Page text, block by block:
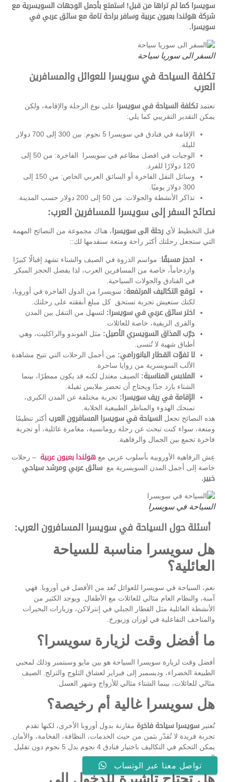
سويسرا كما لم تراها من قبل! استمتع بأجمل الوجهات السويسرية مع
شركة هولندا بعيون عربية وسافر براحة تامة مع سائق عربي في
سويسرا.
السفر الى سوريا سياحة
تكلفة السياحة في سويسرا للعوائل والمسافرين
العرب
تعتمدتكلفة السياحة في سويسرا
على نوع الرحلة والإقامة، ولكن
يمكن التقدير التقريبي كما يلي:
الإقامة في فنادق في سويسرا 5 نجوم: بين 300 إلى 700 دولار
لليلة.
الوجبات في افضل مطاعم في سويسرا الفاخرة: من 50 إلى
120 دولارًا للفرد.
وسائل النقل الفاخرة أو السائق العربي الخاص: من 150 إلى
300 دولار يوميًا.
تذاكر الأنشطة والجولات: من 50 إلى 200 دولار حسب المدينة.
نصائح السفر إلى سويسرا للمسافرين العرب:
قبل التخطيط لأي رحلة الى سويسرا ، هناك مجموعة من النصائح المهمة
التي ستجعل رحلتك أكثر راحة ومتعة سنقدمها لك::
احجز مسبقًا : مواسم الذروة في الصيف والشتاء تشهد إقبالًا كبيرًا
وازدحاماً، خاصة من المسافرين العرب، لذا يفضل الحجز المبكر
في الفنادق والجولات السياحية.
توقع التكاليف المرتفعة: سويسرا من الدول الفاخرة في أوروبا،
لكنك ستعيش تجربة تستحق كل مبلغ أنفقته على رحلتك.
اختر سائق عربي في سويسرا: لتسهل من التنقل بين المدن
والقرى الريفية، خاصة للعائلات.
جرّب المذاق السويسري الأصيل: مثل الفوندو والراكليت، وهي
أطباق شهية لا تُنسى.
لا تفوّت القطار البانورامي: من أجمل الرحلات التي تتيح مشاهدة
الألب السويسرية من زوايا ساحرة.
الملابس المناسبة: الصيف معتدل لكنه قد يكون ممطرًا، بينما
الشتاء بارد جدًا ويحتاج أن تحضر ملابس ثقيلة.
الإقامة في ريف سويسرا: تجربة مختلفة عن المدن الكبرى،
تمنحك الهدوء والمناظر الطبيعية الخلابة.
هذه النصائح تجعل
السياحة في سويسرا المسافرون العرب أكثر تنظيمًا
ومتعة، سواء كنت تبحث عن رحلة رومانسية، مغامرة عائلية، أو تجربة
فاخرة تجمع بين الجمال والرفاهية.
عِش الرفاهية الأوروبية بأسلوب عربي مع هولندا بعيون عربية – رحلات
خاصة إلى أجمل المدن السويسرية مع سائق عربي ومرشد سياحي
خبير.
السياحة في سويسرا
أسئلة حول السياحة في سويسرا المسافرون العرب:
هل سويسرا مناسبة للسياحة
العائلية؟
نعم، السياحة في سويسرا للعوائل تُعد من الأفضل في أوروبا. فهي
آمنة، والنظام العام مثالي للعائلات مع الأطفال. ويوجد الكثير من
الأنشطة العائلية مثل القطار الجبلي في إنترلاكن، وزيارات البحيرات
والمتاحف التفاعلية في لوزان وزيورخ.
ما أفضل وقت لزيارة سويسرا؟
أفضل وقت لزيارة سويسرا السياحة هو بين مايو وسبتمبر وذلك لمحبي
الطبيعة الخضراء، وديسمبر إلى فبراير لعشاق الثلوج والتزلج. الصيف
مثالي للعائلات، بينما الشتاء مثالي للأزواج وشهر العسل.
هل سويسرا غالية أم رخيصة؟
تُعتبر سويسرا سياحة فاخرة مقارنة بدول أوروبا الأخرى، لكنها تقدم
تجربة فريدة لا تُقدّر بثمن من حيث الخدمات، النظافة، الفخامة، والأمان.
يمكن التحكم في التكاليف باختيار فنادق 4 نجوم بدل 5 نجوم دون تقليل
الجودة.
هل تحتاج تأشيرة للدخول إلى
تواصل معنا عبر الوتساب